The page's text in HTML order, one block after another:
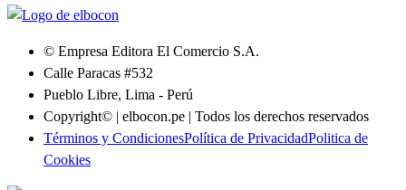
© Empresa Editora El Comercio S.A.
Calle Paracas #532
Pueblo Libre, Lima - Perú
Copyright© | elbocon.pe | Todos los derechos reservados
Términos y CondicionesPolítica de PrivacidadPolitica de
Cookies